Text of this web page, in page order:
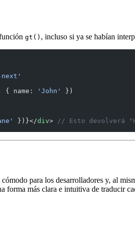
gt() , incluso si ya se habían
{ name: 'John'
})
})}</div>
// Esto devolverá
cómodo para los desarrolladores y, al
forma más clara e intuitiva de traducir